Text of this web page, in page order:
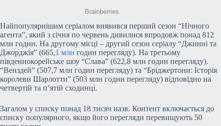
Найпопулярнішим серіалом виявився перший сезон “Нічного
агента”, який з січня по червень дивилися впродовж понад 812
млн годин. На другому місці – другий сезон серіалу “Джинні та
Джорджія” (665,1 млн годин перегляду). На третьому
південнокорейське шоу “Слава” (622,8 млн годин перегляду).
“Венздей” (507,7 млн годин перегляду) та “Бріджертони: Історія
королеви Шарлотти” (503 млн годин перегляду) відповідно на
четвертій та п’ятій сходинці.
Загалом у списку понад 18 тисяч назв. Контент включається до
списку популярного, якщо його перегляди перевищують 50